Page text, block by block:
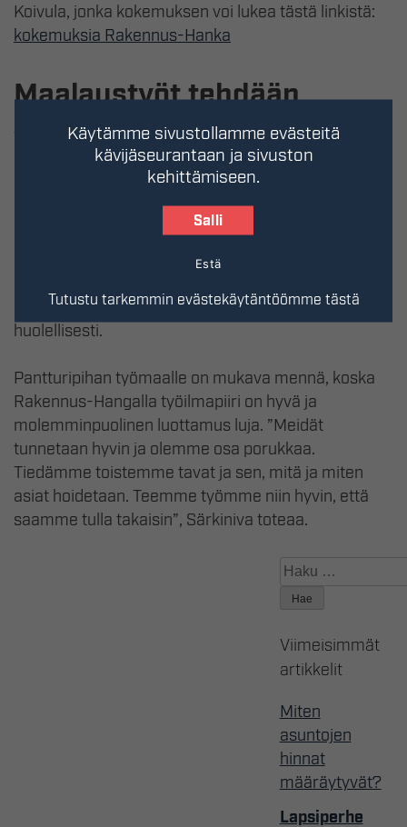
Koivula, jonka kokemuksen voi lukea tästä linkistä:
kokemuksia Rakennus-Hanka
Maalaustyöt tehdään
viimeisen päälle
Pantturipiha 8:n työmaalle. Kun timpurit ovat
lähteneet, alkavat tasoitustyöt, jotka kuuluvat
Särkinivan tiimille. Sen jälkeen maalataan. Tehdään
sisustustöitä, jotka tehdään viimeisen päälle
huolellisesti.
Pantturipihan työmaalle on mukava mennä, koska
Rakennus-Hangalla työilmapiiri on hyvä ja
molemminpuolinen luottamus luja. ”Meidät
tunnetaan hyvin ja olemme osa porukkaa.
Tiedämme toistemme tavat ja sen, mitä ja miten
asiat hoidetaan. Teemme työmme niin hyvin, että
saamme tulla takaisin”, Särkiniva toteaa.
Haku:
Viimeisimmät
artikkelit
Miten
asuntojen
hinnat
määräytyvät?
Lapsiperhe
Käytämme sivustollamme evästeitä
kävijäseurantaan ja sivuston
kehittämiseen.
Salli
Estä
Tutustu tarkemmin evästekäytäntöömme tästä